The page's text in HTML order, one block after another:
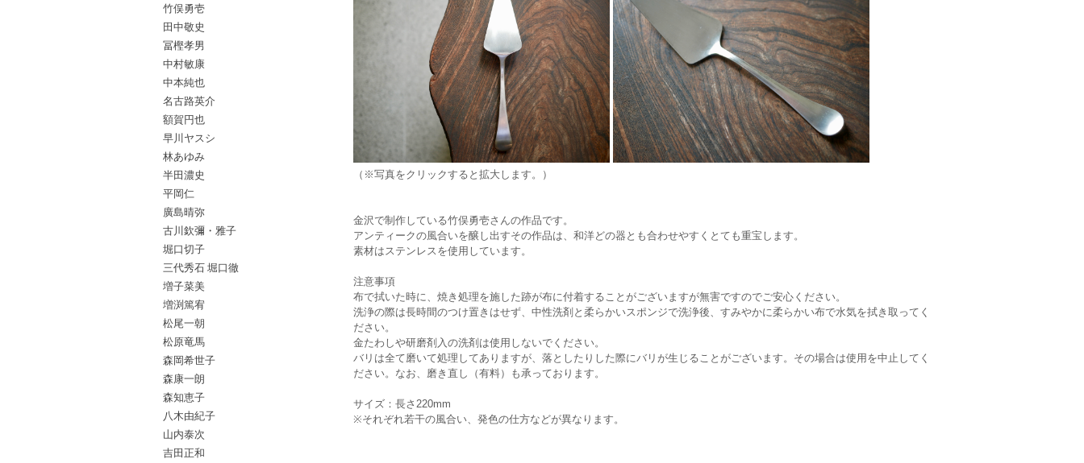
竹俣勇壱
田中敬史
冨樫孝男
中村敏康
中本純也
名古路英介
額賀円也
早川ヤスシ
林あゆみ
半田濃史
平岡仁
廣島晴弥
古川欽彌・雅子
堀口切子
三代秀石 堀口徹
増子菜美
増渕篤宥
松尾一朝
松原竜馬
森岡希世子
森康一朗
森知恵子
八木由紀子
山内泰次
吉田正和
（※写真をクリックすると拡大します。）
金沢で制作している竹俣勇壱さんの作品です。
アンティークの風合いを醸し出すその作品は、和洋どの器とも合わせやすくとても重宝します。
素材はステンレスを使用しています。
注意事項
布で拭いた時に、焼き処理を施した跡が布に付着することがございますが無害ですのでご安心ください。
洗浄の際は長時間のつけ置きはせず、中性洗剤と柔らかいスポンジで洗浄後、すみやかに柔らかい布で水気を拭き取ってく
ださい。
金たわしや研磨剤入の洗剤は使用しないでください。
バリは全て磨いて処理してありますが、落としたりした際にバリが生じることがございます。その場合は使用を中止してく
ださい。なお、磨き直し（有料）も承っております。
サイズ：長さ220mm
※それぞれ若干の風合い、発色の仕方などが異なります。